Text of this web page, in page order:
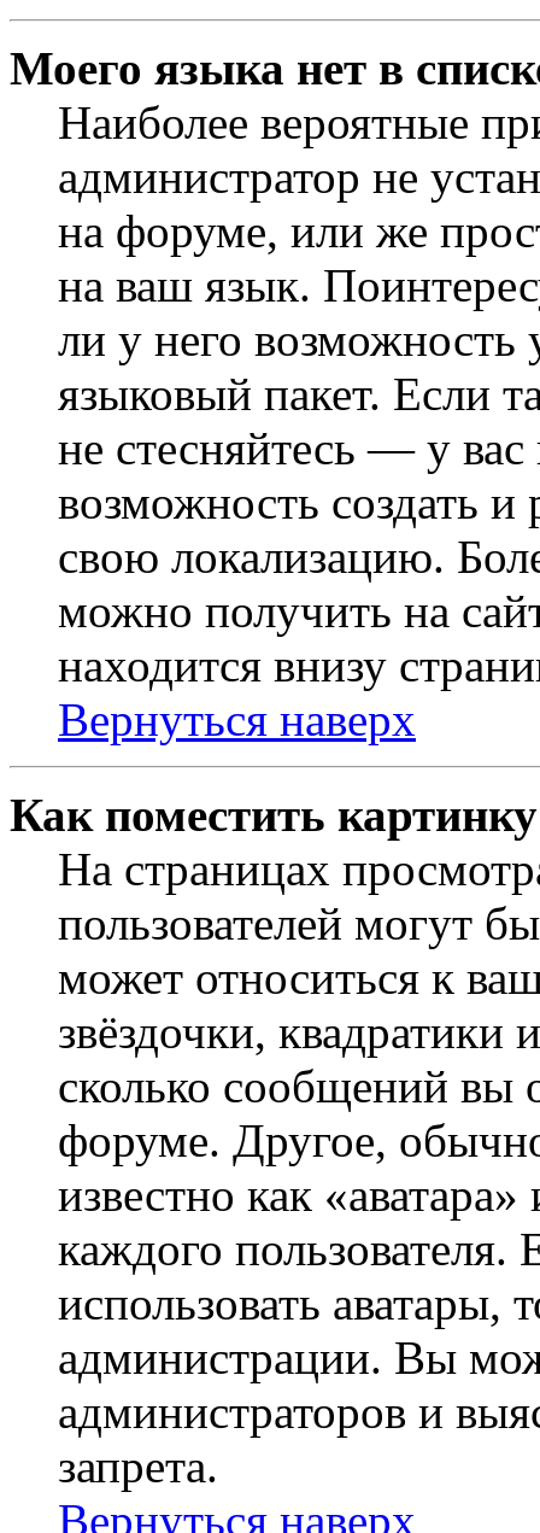
Моего языка нет в
Наиболее вероятные
администратор не
на форуме, или же
на ваш язык.
ли у него
языковый пакет. Если
не стесняйтесь — у вас
возможность создать
свою локализацию.
можно получить на
находится внизу
Вернуться наверх
Как поместить
На страницах
пользователей могут
может относиться к
звёздочки,
сколько сообщений вы
форуме. Другое,
известно как
каждого
использовать аватары,
администрации. Вы
администраторов и
запрета.
Вернуться наверх